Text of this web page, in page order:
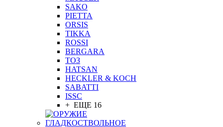
SAKO
PIETTA
ORSIS
TIKKA
ROSSI
BERGARA
ТОЗ
HATSAN
HECKLER & KOCH
SABATTI
ISSC
+ ЕЩЕ 16